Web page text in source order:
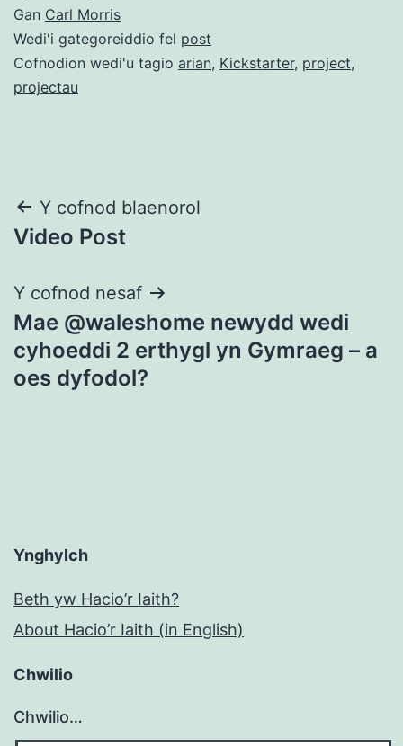
Gan Carl Morris
Wedi'i gategoreiddio fel post
Cofnodion wedi'u tagio arian, Kickstarter, project,
projectau
Llywio
cofnod
Y cofnod blaenorol
Video Post
Y cofnod nesaf
Mae @waleshome newydd wedi
cyhoeddi 2 erthygl yn Gymraeg – a
oes dyfodol?
Ynghylch
Beth yw Hacio’r Iaith?
About Hacio’r Iaith (in English)
Chwilio
Chwilio…